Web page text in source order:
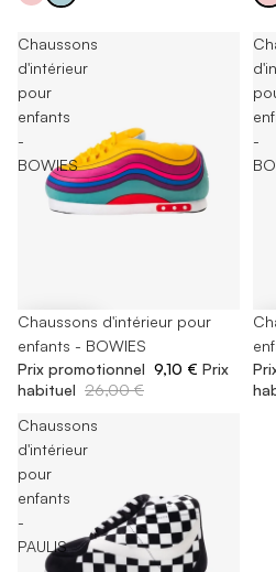
Chaussons
d'intérieur
pour
enfants
-
BOWIES
-65%
Chaussons d'intérieur pour
enfants - BOWIES
Prix promotionnel 9,10 € Prix
habituel 26,00 €
-
-
Chaussons
d'intérieur
pour
enfants
-
PAULIS